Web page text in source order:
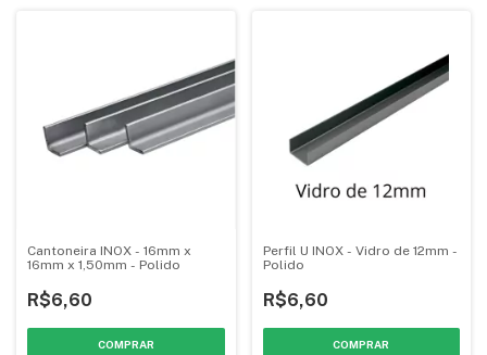
Cantoneira INOX - 16mm x
16mm x 1,50mm - Polido
R$6,60
COMPRAR
Perfil U INOX - Vidro de 12mm -
Polido
R$6,60
COMPRAR